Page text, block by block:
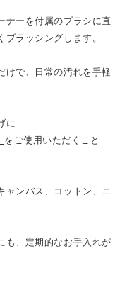
ナーを付属のブラシに直
ラッシングします。
けで、日常の汚れを手軽
に
をご使用いただくこと
ャンバス、コットン、ニ
も、定期的なお手入れが